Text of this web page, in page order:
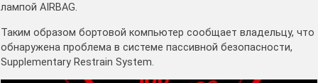
лампой AIRBAG.
Таким образом бортовой компьютер сообщает владельцу, что
обнаружена проблема в системе пассивной безопасности,
Supplementary Restrain System.